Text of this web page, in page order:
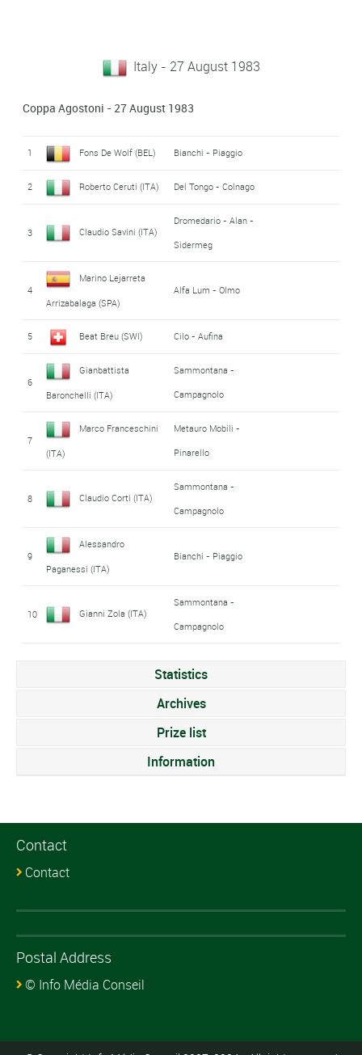
Italy - 27 August 1983
Coppa Agostoni - 27 August 1983
1 Fons De Wolf (BEL) Bianchi - Piaggio
2 Roberto Ceruti (ITA) Del Tongo - Colnago
3 Claudio Savini (ITA)
Dromedario - Alan -
Sidermeg
4
Marino Lejarreta
Arrizabalaga (SPA)
Alfa Lum - Olmo
5 Beat Breu (SWI) Cilo - Aufina
6
Gianbattista
Baronchelli (ITA)
Sammontana -
Campagnolo
7
Marco Franceschini
(ITA)
Metauro Mobili -
Pinarello
8 Claudio Corti (ITA)
Sammontana -
Campagnolo
9
Alessandro
Paganessi (ITA)
Bianchi - Piaggio
10 Gianni Zola (ITA)
Sammontana -
Campagnolo
Statistics
Archives
Prize list
Information
Contact
Contact
Postal Address
© Info Média Conseil